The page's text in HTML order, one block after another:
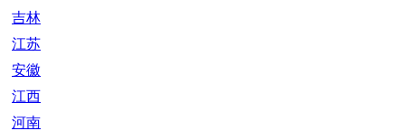
吉林
江苏
安徽
江西
河南